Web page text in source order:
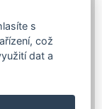
s
což
dat a